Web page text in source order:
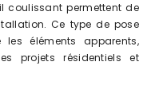
coulissant permettent de
Ce type de pose
éléments apparents,
projets résidentiels et